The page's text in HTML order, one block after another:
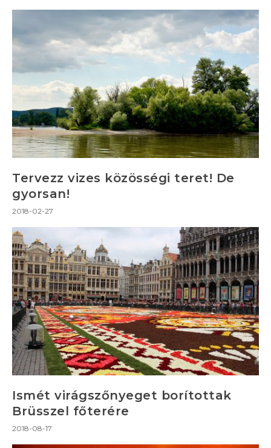
Tervezz vizes közösségi teret! De
gyorsan!
2018-02-27
Ismét virágszőnyeget borítottak
Brüsszel főterére
2018-08-17